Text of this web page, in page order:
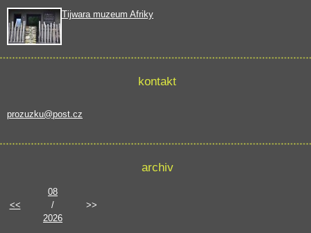
Tijwara muzeum Afriky
kontakt
prozuzku@post.cz
archiv
<<
08
/
2026
>>